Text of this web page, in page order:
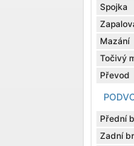
Spojka
Mazání
Točivý
Převod
Přední
Zadní